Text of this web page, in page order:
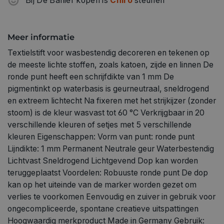
drukt Zodra je jouw ontwerp hebt voltooid, kan de
daarna ook wasbestendig tot 60 °C Horizontaal bewaren
Bevestig de stof met dubbelzijdig plakband om te verven
op een non-slip en niet-bewegend oppervlak Teken
eerst de omtrek en kleur die in wanneer de inkt droog is
Meer informatie
Textielstift voor wasbestendig decoreren en tekenen op
de meeste lichte stoffen, zoals katoen, zijde en linnen De
ronde punt heeft een schrijfdikte van 1 mm De
pigmentinkt op waterbasis is geurneutraal, sneldrogend
en extreem lichtecht Na fixeren met het strijkijzer (zonder
stoom) is de kleur wasvast tot 60 °C Verkrijgbaar in 20
verschillende kleuren of setjes met 5 verschillende
kleuren Eigenschappen: Vorm van punt: ronde punt
Lijndikte: 1 mm Permanent Neutrale geur Waterbestendig
Lichtvast Sneldrogend Lichtgevend Dop kan worden
teruggeplaatst Voordelen: Robuuste ronde punt De dop
kan op het uiteinde van de marker worden gezet om
verlies te voorkomen Eenvoudig en zuiver in gebruik voor
ongecompliceerde, spontane creatieve uitspattingen
Hoogwaardig merkproduct Made in Germany Gebruik: